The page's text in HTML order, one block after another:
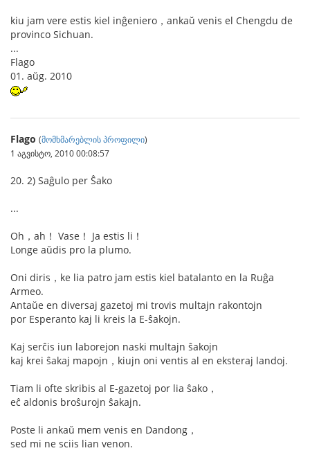
kiu jam vere estis kiel inĝeniero，ankaŭ venis el Chengdu de
provinco Sichuan.
...
Flago
01. aŭg. 2010
Flago (მომხმარებლის პროფილი)
1 აგვისტო, 2010 00:08:57
20. 2) Saĝulo per Ŝako
...
Oh，ah！ Vase！ Ja estis li！
Longe aŭdis pro la plumo.
Oni diris，ke lia patro jam estis kiel batalanto en la Ruĝa
Armeo.
Antaŭe en diversaj gazetoj mi trovis multajn rakontojn
por Esperanto kaj li kreis la E-ŝakojn.
Kaj serĉis iun laborejon naski multajn ŝakojn
kaj krei ŝakaj mapojn，kiujn oni ventis al en eksteraj landoj.
Tiam li ofte skribis al E-gazetoj por lia ŝako，
eĉ aldonis broŝurojn ŝakajn.
Poste li ankaŭ mem venis en Dandong，
sed mi ne sciis lian venon.